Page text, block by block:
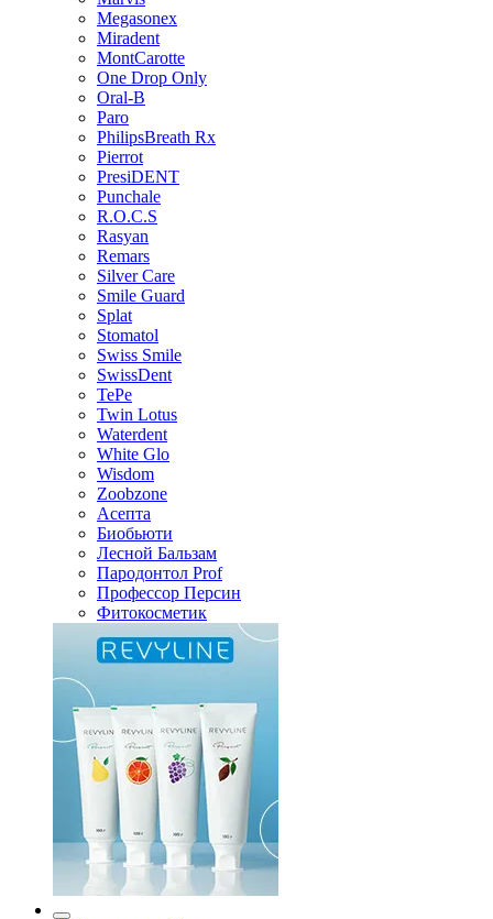
Megasonex
Miradent
MontCarotte
One Drop Only
Oral-B
Paro
PhilipsBreath Rx
Pierrot
PresiDENT
Punchale
R.O.C.S
Rasyan
Remars
Silver Care
Smile Guard
Splat
Stomatol
Swiss Smile
SwissDent
TePe
Twin Lotus
Waterdent
White Glo
Wisdom
Zoobzone
Асепта
Биобьюти
Лесной Бальзам
Пародонтол Prof
Профессор Персин
Фитокосметик